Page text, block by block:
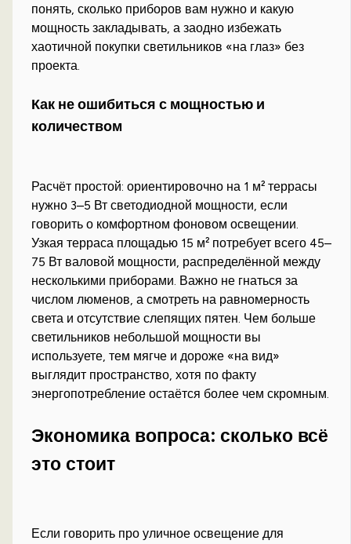
понять, сколько приборов вам нужно и какую
мощность закладывать, а заодно избежать
хаотичной покупки светильников «на глаз» без
проекта.
Как не ошибиться с мощностью и
количеством
Расчёт простой: ориентировочно на 1 м² террасы
нужно 3–5 Вт светодиодной мощности, если
говорить о комфортном фоновом освещении.
Узкая терраса площадью 15 м² потребует всего 45–
75 Вт валовой мощности, распределённой между
несколькими приборами. Важно не гнаться за
числом люменов, а смотреть на равномерность
света и отсутствие слепящих пятен. Чем больше
светильников небольшой мощности вы
используете, тем мягче и дороже «на вид»
выглядит пространство, хотя по факту
энергопотребление остаётся более чем скромным.
Экономика вопроса: сколько всё
это стоит
Если говорить про уличное освещение для